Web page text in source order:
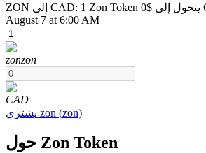
العقود الآجلة USDT
ZON إلى CAD: 1 Zon Token يتحول إلى $0 CAD اعتباراً من
August 7 at 6:00 AM
zonzon
CAD
يشتري zon (zon)
حول Zon Token